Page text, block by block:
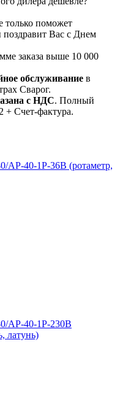
только поможет
поздравит Вас с Днем
заказа выше 10 000
обслуживание в
Сварог.
с НДС. Полный
+ Счет-фактура.​
АР-40-1P-36В (ротаметр,
АР-40-1P-230В
латунь)